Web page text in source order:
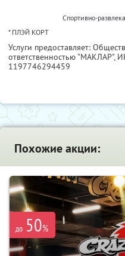
Cпортивно-
* ПЛЭЙ КОРТ
Услуги предоставляет:
ответственностью "МАКЛАР",
1197746294459
Похожие акции:
до 50%